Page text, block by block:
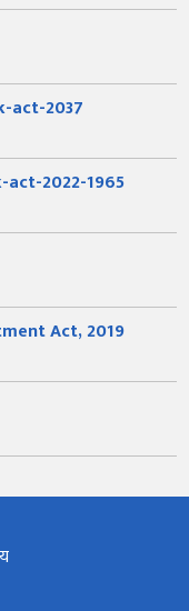
act-2037
2022-1965
Act, 2019
विभागमा हार्दिक स्वागत छ। म तपाईंको स्वचालित
म कसरी सहायता गर्न सक्छु भनेर हेर्न कृपया बटनहरुमा
सम्बन्धि विवरण